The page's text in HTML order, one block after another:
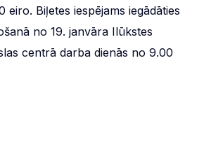
eiro. Biļetes iespējams iegādāties
no 19. janvāra Ilūkstes
centrā darba dienās no 9.00